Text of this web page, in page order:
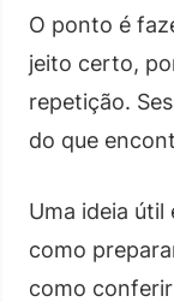
O ponto é
jeito certo,
repetição.
do que
Uma ideia útil
como
como